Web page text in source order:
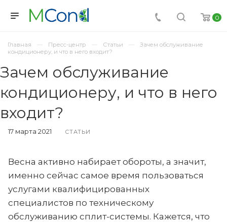
0
Главная Пресс-центр Статьи
Зачем обслуживание
кондиционеру, и что в него входит?
Зачем обслуживание
кондиционеру, и что в него
входит?
17 марта 2021 СТАТЬИ
Весна активно набирает обороты, а значит,
именно сейчас самое время пользоваться
услугами квалифицированных
специалистов по техническому
обслуживанию сплит-системы. Кажется, что